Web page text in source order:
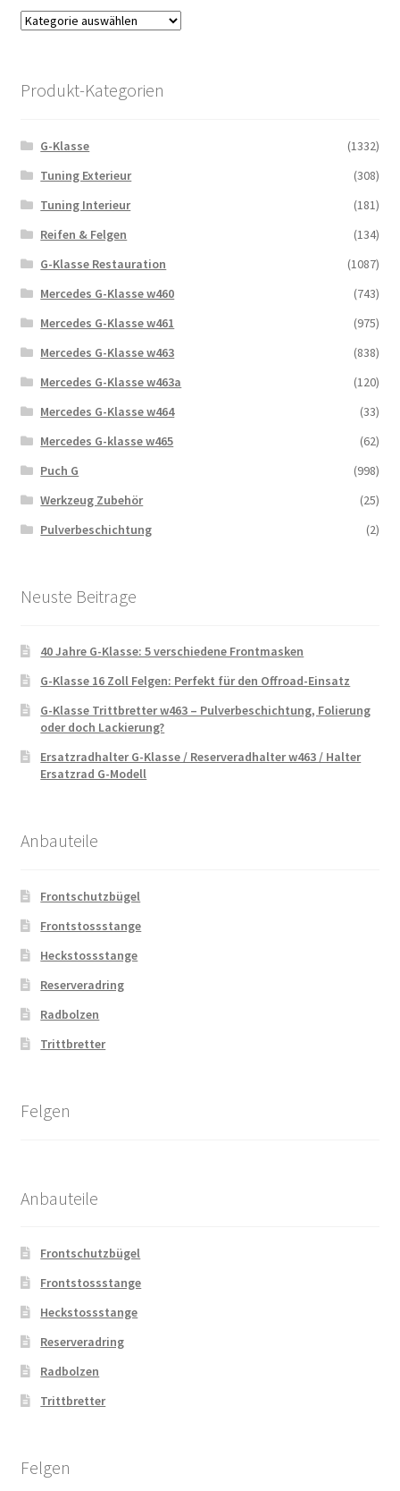
Produkt-Kategorien
G-Klasse
(1332)
Tuning Exterieur
(308)
Tuning Interieur
(181)
Reifen & Felgen
(134)
G-Klasse Restauration
(1087)
Mercedes G-Klasse w460
(743)
Mercedes G-Klasse w461
(975)
Mercedes G-Klasse w463
(838)
Mercedes G-Klasse w463a
(120)
Mercedes G-Klasse w464
(33)
Mercedes G-klasse w465
(62)
Puch G
(998)
Werkzeug Zubehör
(25)
Pulverbeschichtung
(2)
Neuste Beitrage
40 Jahre G-Klasse: 5 verschiedene Frontmasken
G-Klasse 16 Zoll Felgen: Perfekt für den Offroad-Einsatz
G-Klasse Trittbretter w463 – Pulverbeschichtung, Folierung
oder doch Lackierung?
Ersatzradhalter G-Klasse / Reserveradhalter w463 / Halter
Ersatzrad G-Modell
Anbauteile
Frontschutzbügel
Frontstossstange
Heckstossstange
Reserveradring
Radbolzen
Trittbretter
Felgen
Anbauteile
Frontschutzbügel
Frontstossstange
Heckstossstange
Reserveradring
Radbolzen
Trittbretter
Felgen